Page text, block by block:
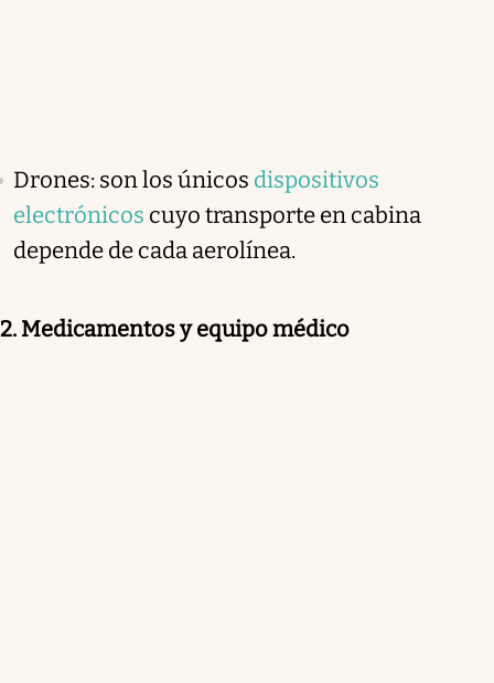
Drones: son los únicos dispositivos
electrónicos cuyo transporte en cabina
depende de cada aerolínea.
2. Medicamentos y equipo médico